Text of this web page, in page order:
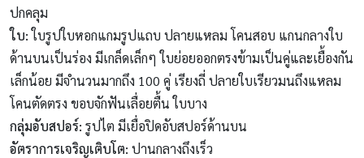
ปกคลุม
ใบ:ใบรูปใบหอกแกมรูปแถบ ปลายแหลม โคนสอบ แกนกลางใบ
ด้านบนเป็นร่อง มีเกล็ดเล็กๆ ใบย่อยออกตรงข้ามเป็นคู่และเยื้องกัน
เล็กน้อย มีจำนวนมากถึง 100 คู่ เรียงถี่ ปลายใบเรียวมนถึงแหลม
โคนตัดตรง ขอบจักฟันเลื่อยตื้น ใบบาง
กลุ่มอับสปอร์: รูปไต มีเยื่อปิดอับสปอร์ด้านบน
อัตราการเจริญเติบโต: ปานกลางถึงเร็ว